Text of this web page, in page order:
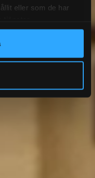
eller som de har